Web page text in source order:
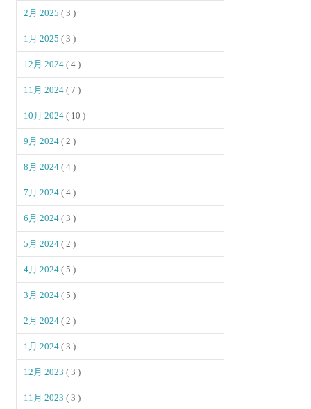
2月 2025( 3 )
1月 2025( 3 )
12月 2024( 4 )
11月 2024( 7 )
10月 2024( 10 )
9月 2024( 2 )
8月 2024( 4 )
7月 2024( 4 )
6月 2024( 3 )
5月 2024( 2 )
4月 2024( 5 )
3月 2024( 5 )
2月 2024( 2 )
1月 2024( 3 )
12月 2023( 3 )
11月 2023( 3 )